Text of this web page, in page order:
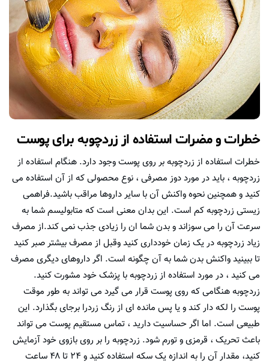
خطرات و مضرات استفاده از زردچوبه برای پوست
خطرات استفاده از زردچوبه بر روی پوست وجود دارد. هنگام استفاده از
زردچوبه ، باید در مورد دوز مصرفی ، نوع محصولی که از آن استفاده می
کنید و همچنین نحوه واکنش آن با سایر داروها مراقب باشید.فراهمی
زیستی زردچوبه کم است. این بدان معنی است که متابولیسم شما به
سرعت آن را می سوزاند و بدن شما ان را زیادی جذب نمی کند.از مصرف
زیاد زردچوبه در یک زمان خودداری کنید وقبل از مصرف بیشتر صبر کنید
تا ببینید واکنش بدن شما به آن چگونه است. اگر داروهای دیگری مصرف
می کنید ، در مورد استفاده از زردچوبه با پزشک خود مشورت کنید.
زردچوبه هنگامی که روی پوست قرار می گیرد می تواند به طور موقت
پوست را لکه دار کند و یا پس مانده ای از رنگ زردرا برجای بگذارد. این
طبیعی است. اما اگر حساسیت دارید ، تماس مستقیم پوست می تواند
باعث تحریک ، قرمزی و تورم شود. زردچوبه را بر روی بازوی خود آزمایش
کنید، مقدار آن را به اندازه یک سکه استفاده کنید و ۲۴ تا ۴۸ ساعت